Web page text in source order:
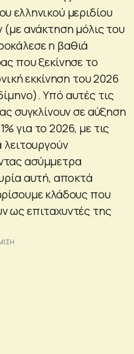
ελληνικού μεριδίου
(με ανάκτηση μόλις του
η βαθιά
που ξεκίνησε το
εκκίνηση του 2026
Υπό αυτές τις
συγκλίνουν σε αύξηση
για το 2026, με τις
λειτουργούν
ασύμμετρα
αυτή, αποκτά
κλάδους που
ως επιταχυντές της